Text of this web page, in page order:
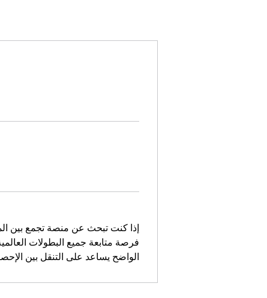
إذا كنت تبحث عن منصة تجمع بين
فرصة متابعة جميع البطولات
الواضح يساعد على التنقل بين